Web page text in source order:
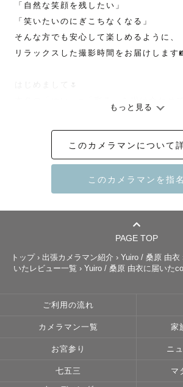
「自然な笑顔を残したい」
「笑いたいのにぎこちなくなる」
そんな方でも安心して楽しめるように、
リラックスした撮影時間をお届けします
『　Yuiro　』 と申します！
前職はカメラ会社で勤務📸
年間150件以上の撮影を担当しました。
・挙式・披露宴の当日撮影
・洋装・和装の前撮り
・スクールフォト
もくじ🌿
② 撮影について
③ 撮影対応エリア
もっと見る
このカメラマンについて
PAGE TOP
トップ › 出張カメラマン紹介 › Yuiro / 桑原 由衣
いたレビュー一覧 › Yuiro / 桑原 由衣に届いた
ご利用の流れ
カメラマン一覧 家
お宮参り ニ
七五三 マ